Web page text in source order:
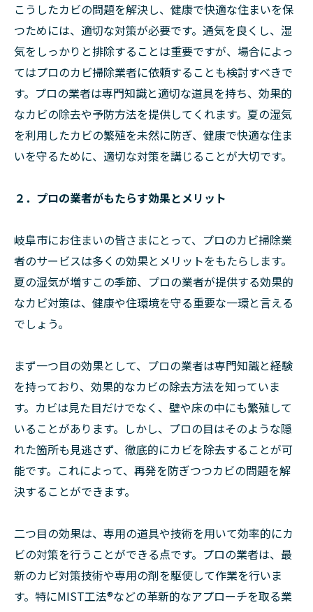
こうしたカビの問題を解決し、健康で快適な住まいを保
つためには、適切な対策が必要です。通気を良くし、湿
気をしっかりと排除することは重要ですが、場合によっ
てはプロのカビ掃除業者に依頼することも検討すべきで
す。プロの業者は専門知識と適切な道具を持ち、効果的
なカビの除去や予防方法を提供してくれます。夏の湿気
を利用したカビの繁殖を未然に防ぎ、健康で快適な住ま
いを守るために、適切な対策を講じることが大切です。
２．プロの業者がもたらす効果とメリット
岐阜市にお住まいの皆さまにとって、プロのカビ掃除業
者のサービスは多くの効果とメリットをもたらします。
夏の湿気が増すこの季節、プロの業者が提供する効果的
なカビ対策は、健康や住環境を守る重要な一環と言える
でしょう。
まず一つ目の効果として、プロの業者は専門知識と経験
を持っており、効果的なカビの除去方法を知っていま
す。カビは見た目だけでなく、壁や床の中にも繁殖して
いることがあります。しかし、プロの目はそのような隠
れた箇所も見逃さず、徹底的にカビを除去することが可
能です。これによって、再発を防ぎつつカビの問題を解
決することができます。
二つ目の効果は、専用の道具や技術を用いて効率的にカ
ビの対策を行うことができる点です。プロの業者は、最
新のカビ対策技術や専用の剤を駆使して作業を行いま
す。特にMIST工法®︎などの革新的なアプローチを取る業